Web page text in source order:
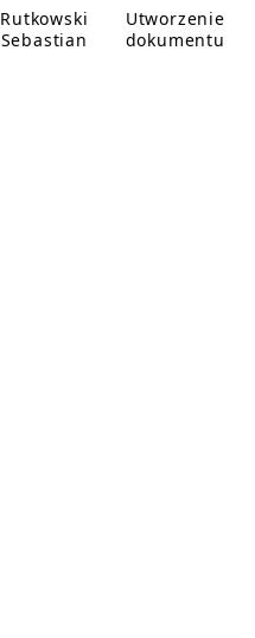
Rutkowski
Sebastian
Utworzenie
dokumentu